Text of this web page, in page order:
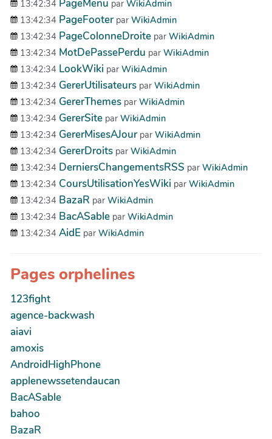
13:42:34 PageMenu par WikiAdmin
13:42:34 PageFooter par WikiAdmin
13:42:34 PageColonneDroite par WikiAdmin
13:42:34 MotDePassePerdu par WikiAdmin
13:42:34 LookWiki par WikiAdmin
13:42:34 GererUtilisateurs par WikiAdmin
13:42:34 GererThemes par WikiAdmin
13:42:34 GererSite par WikiAdmin
13:42:34 GererMisesAJour par WikiAdmin
13:42:34 GererDroits par WikiAdmin
13:42:34 DerniersChangementsRSS par WikiAdmin
13:42:34 CoursUtilisationYesWiki par WikiAdmin
13:42:34 BazaR par WikiAdmin
13:42:34 BacASable par WikiAdmin
13:42:34 AidE par WikiAdmin
Pages orphelines
123fight
agence-backwash
aiavi
amoxis
AndroidHighPhone
applenewssetendaucan
BacASable
bahoo
BazaR